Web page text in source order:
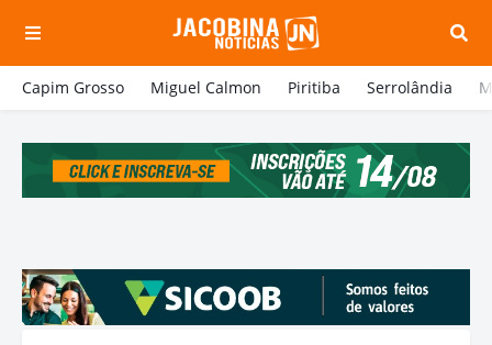
Capim Grosso Miguel Calmon Piritiba Serrolândia